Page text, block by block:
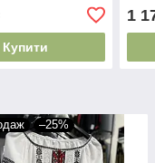
Купити
1
–25%